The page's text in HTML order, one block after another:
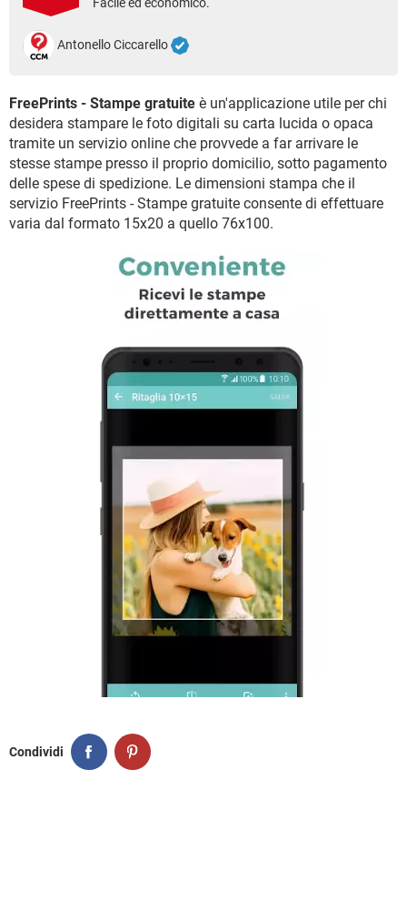
TIKTOK
HARDWARE
Antonello Ciccarello
FreePrints - Stampe gratuite è un'applicazione utile per chi
desidera stampare le foto digitali su carta lucida o opaca
tramite un servizio online che provvede a far arrivare le
stesse stampe presso il proprio domicilio, sotto pagamento
delle spese di spedizione. Le dimensioni stampa che il
servizio FreePrints - Stampe gratuite consente di effettuare
varia dal formato 15x20 a quello 76x100.
Condividi